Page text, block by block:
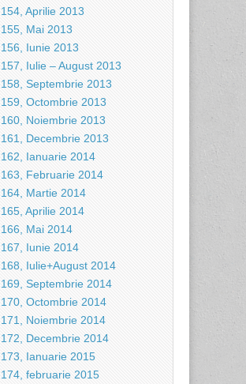
154, Aprilie 2013
155, Mai 2013
156, Iunie 2013
157, Iulie – August 2013
158, Septembrie 2013
159, Octombrie 2013
160, Noiembrie 2013
161, Decembrie 2013
162, Ianuarie 2014
163, Februarie 2014
164, Martie 2014
165, Aprilie 2014
166, Mai 2014
167, Iunie 2014
168, Iulie+August 2014
169, Septembrie 2014
170, Octombrie 2014
171, Noiembrie 2014
172, Decembrie 2014
173, Ianuarie 2015
174, februarie 2015